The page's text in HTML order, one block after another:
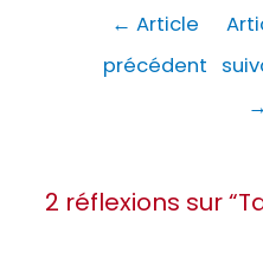
Navigation
l’article
← Article
précédent
→
2 réflexions sur